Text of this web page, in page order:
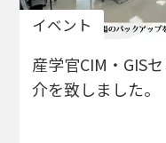
イベント
産学官CIM・GIS
介を致しました。